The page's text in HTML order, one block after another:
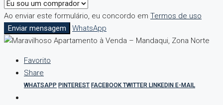
Ao enviar este formulário, eu concordo em Termos de uso
Enviar mensagem
WhatsApp
Favorito
Share
WHATSAPP PINTEREST FACEBOOKTWITTER LINKEDIN E-MAIL